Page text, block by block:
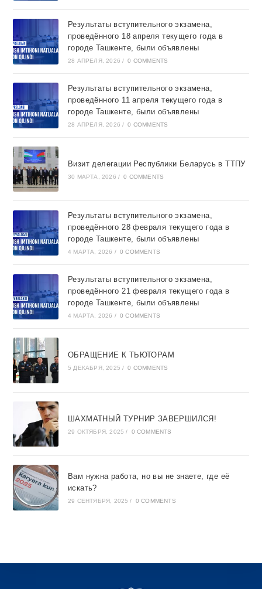
Результаты вступительного экзамена,
проведённого 18 апреля текущего года в
городе Ташкентe, были объявлены
28 АПРЕЛЯ, 2026 / 0 COMMENTS
Результаты вступительного экзамена,
проведённого 11 апреля текущего года в
городе Ташкентe, были объявлены
28 АПРЕЛЯ, 2026 / 0 COMMENTS
Визит делегации Республики Беларусь в ТТПУ
30 МАРТА, 2026 / 0 COMMENTS
Результаты вступительного экзамена,
проведённого 28 февраля текущего года в
городе Ташкентe, были объявлены
4 МАРТА, 2026 / 0 COMMENTS
Результаты вступительного экзамена,
проведённого 21 февраля текущего года в
городе Ташкентe, были объявлены
4 МАРТА, 2026 / 0 COMMENTS
ОБРАЩЕНИЕ К ТЬЮТОРАМ
5 ДЕКАБРЯ, 2025 / 0 COMMENTS
ШАХМАТНЫЙ ТУРНИР ЗАВЕРШИЛСЯ!
29 ОКТЯБРЯ, 2025 / 0 COMMENTS
Вам нужна работа, но вы не знаете, где её
искать?
29 СЕНТЯБРЯ, 2025 / 0 COMMENTS